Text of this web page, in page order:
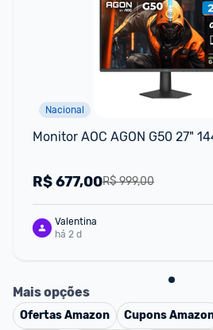
Nacional
Monitor AOC AGON G50 27"
R$ 999,00
R$677,00
Valentina
há 2 d
Mais opções
OfertasAmazon Cupons